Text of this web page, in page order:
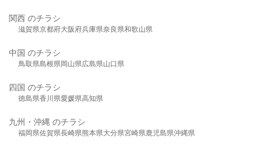
関西 のチラシ
滋賀県京都府大阪府兵庫県奈良県和歌山県
中国 のチラシ
鳥取県島根県岡山県広島県山口県
四国 のチラシ
徳島県香川県愛媛県高知県
九州・沖縄 のチラシ
福岡県佐賀県長崎県熊本県大分県宮崎県鹿児島県沖縄県